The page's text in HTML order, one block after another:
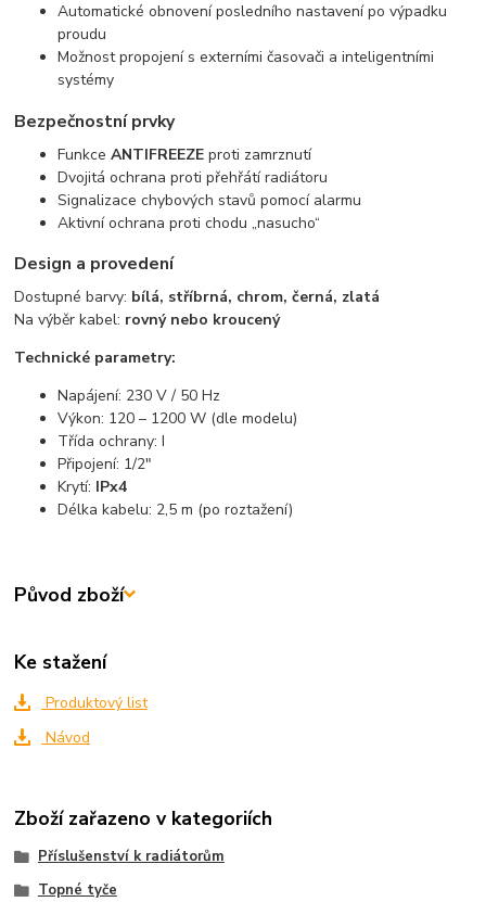
Automatické obnovení posledního nastavení po výpadku
proudu
Možnost propojení s externími časovači a inteligentními
systémy
Bezpečnostní prvky
FunkceANTIFREEZE proti zamrznutí
Dvojitá ochrana proti přehřátí radiátoru
Signalizace chybových stavů pomocí alarmu
Aktivní ochrana proti chodu „nasucho“
Design a provedení
Dostupné barvy: bílá, stříbrná, chrom, černá, zlatá
Na výběr kabel: rovný nebo kroucený
Technické parametry:
Napájení: 230 V / 50 Hz
Výkon: 120 – 1200 W (dle modelu)
Třída ochrany: I
Připojení: 1/2"
Krytí: IPx4
Délka kabelu: 2,5 m (po roztažení)
Původ zboží
Ke stažení
Produktový list
Návod
Zboží zařazeno v kategoriích
Příslušenství k radiátorům
Topné tyče